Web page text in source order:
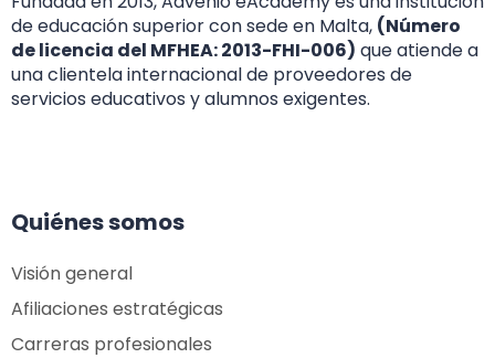
de educación superior con sede en Malta, (Número
de licencia del MFHEA: 2013-FHI-006) que atiende a
una clientela internacional de proveedores de
servicios educativos y alumnos exigentes.
Quiénes somos
Visión general
Afiliaciones estratégicas
Carreras profesionales